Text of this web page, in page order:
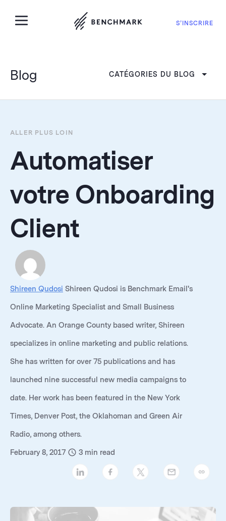
S’INSCRIRE
Blog CATÉGORIES DU BLOG
ALLER PLUS LOIN
Automatiser
votre Onboarding
Client
Shireen Qudosi Shireen Qudosi is Benchmark Email's
Online Marketing Specialist and Small Business
Advocate. An Orange County based writer, Shireen
specializes in online marketing and public relations.
She has written for over 75 publications and has
launched nine successful new media campaigns to
date. Her work has been featured in the New York
Times, Denver Post, the Oklahoman and Green Air
Radio, among others.
February 8, 2017 3 min read